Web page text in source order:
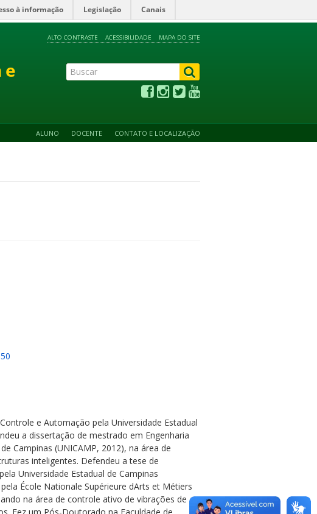
à informação Legislação Canais
ALTO CONTRASTE ACESSIBILIDADE MAPA DO SITE
e
ALUNO DOCENTE CONTATO E LOCALIZAÇÃO
e Automação pela Universidade Estadual
a dissertação de mestrado em Engenharia
Campinas (UNICAMP, 2012), na área de
inteligentes. Defendeu a tese de
Universidade Estadual de Campinas
École Nationale Supérieure dArts et Métiers
na área de controle ativo de vibrações de